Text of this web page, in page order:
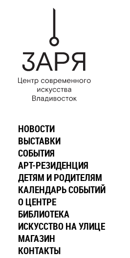
НОВОСТИ
ВЫСТАВКИ
СОБЫТИЯ
АРТ-РЕЗИДЕНЦИЯ
ДЕТЯМ И РОДИТЕЛЯМ
КАЛЕНДАРЬ СОБЫТИЙ
О ЦЕНТРЕ
БИБЛИОТЕКА
ИСКУССТВО НА УЛИЦЕ
МАГАЗИН
КОНТАКТЫ